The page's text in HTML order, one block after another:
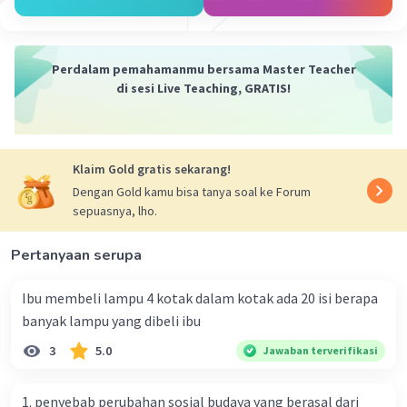
d = 2√(3V/𝞹t)
Setelah itu, kita masukkan angka-angkanya.
Kita coba menggunakan 𝞹 = 22/7
d = 2 × √((14.130 × 7) / 440)
Hasilnya pecahan nih. Jadi kita coba
menggunakan 𝞹 = 3,14
d = 2 × √(14.130 / (3,14 × 20))
d = 2 × √(14.130 / 62,8)
d = 2 × √225
d = 30
Sehingga, diameter alas kerucut yang
mempunyai tinggi 20 cm dan volume 4.710
Perdalam pemahamanmu bersama Master Teacher
di sesi Live Teaching, GRATIS!
Klaim Gold gratis sekarang!
Dengan Gold kamu bisa tanya soal ke Forum
sepuasnya, lho.
Pertanyaan serupa
Ibu membeli lampu 4 kotak dalam kotak ada 20 isi berapa
banyak lampu yang dibeli ibu
3 5.0 Jawaban terverifikasi
1. penyebab perubahan sosial budaya yang berasal dari